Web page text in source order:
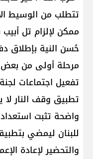
تتطلب من الوسيط
ممكن لإلزام تل أبيب
حُسن النية بإطلاق
مرحلة أولى من بعض
تفعيل اجتماعات
تطبيق وقف النار
واضحة تثبت
للبنان ليمضي
والتحضير لإعادة